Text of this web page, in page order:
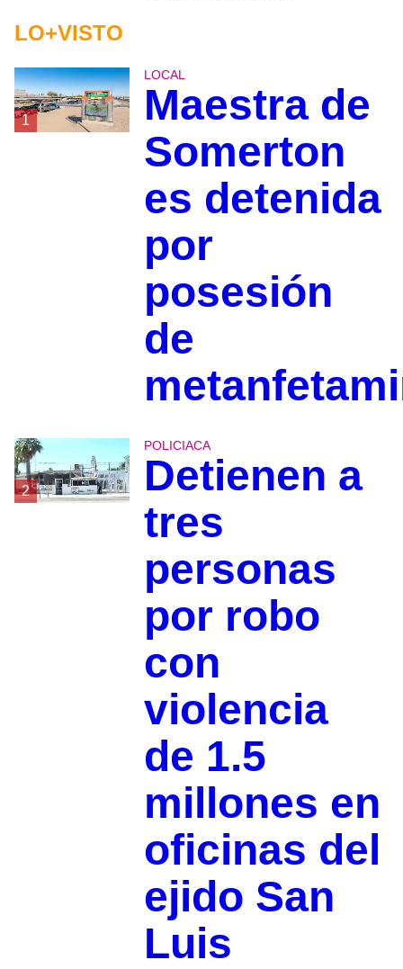
LO+VISTO
1
LOCAL
Maestra de
Somerton
es detenida
por
posesión
de
2
POLICIACA
Detienen a
tres
personas
por robo
con
violencia
de 1.5
millones en
oficinas del
ejido San
Luis